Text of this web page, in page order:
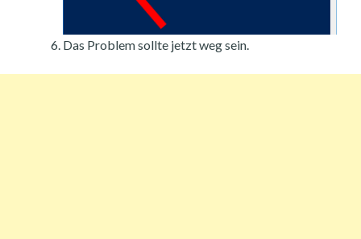
Das Problem sollte jetzt weg sein.